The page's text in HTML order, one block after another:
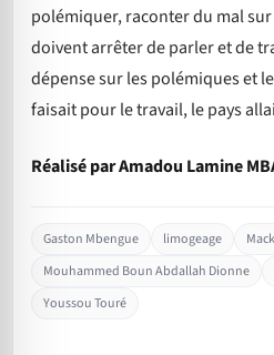
polémiquer, raconter du mal
doivent arrêter de parler et de
dépense sur les polémiques et
faisait pour le travail, le pays
Réalisé par Amadou Lamine
Gaston Mbengue limogeage
Mouhammed Boun Abdallah Dionne
Youssou Touré